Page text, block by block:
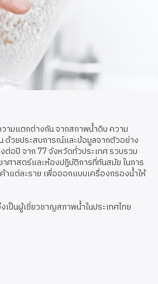
ามแตกต่างกัน จากสภาพน้ำดิบความ
ด้วยประสบการณ์​และข้อมูลจากตัวอย่าง
ต่อปี จาก 77 จังหวัดทั่วประเทศ รวบรวม
าศาสตร์และห้องปฏิบัติการที่ทันสมัย ในการ
าแต่ละราย เพื่อออกแบบเครื่องกรองน้ำให้
เป็นผู้เชี่ยวชาญสภาพน้ำในประเทศไทย